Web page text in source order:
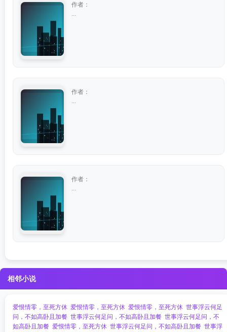
作者：
作者：
作者：
相邻小说
爱恨情零，至死方休 爱恨情零，至死方休 爱恨情零，至死方休 世事浮云何足
问，不如高卧且加餐 世事浮云何足问，不如高卧且加餐 世事浮云何足问，不
如高卧且加餐 爱恨情零，至死方休 世事浮云何足问，不如高卧且加餐 世事浮